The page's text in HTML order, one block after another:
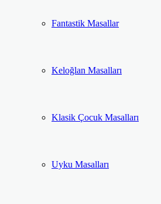
Fantastik Masallar
Keloğlan Masalları
Klasik Çocuk Masalları
Uyku Masalları